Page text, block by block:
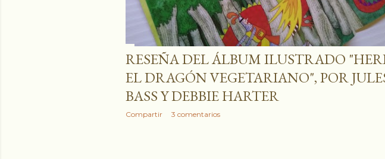
RESEÑA DEL ÁLBUM ILUSTRADO
EL DRAGÓN VEGETARIANO", POR
BASS Y DEBBIE HARTER
Compartir 3 comentarios